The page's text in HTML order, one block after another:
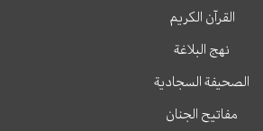
القرآن الكريم
نهج البلاغة
الصحيفة السجادية
مفاتيح الجنان